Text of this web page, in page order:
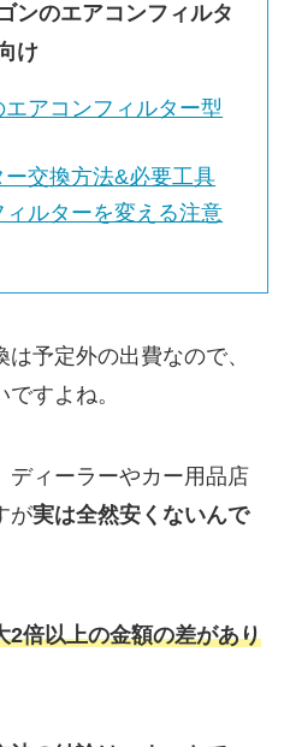
ンのエアコンフィルタ
け
エアコンフィルター型
交換方法&必要工具
ルターを変える注意
予定外の出費なので、
すよね。
ディーラーやカー用品店
が実は全然安くないんで
2倍以上の金額の差があり